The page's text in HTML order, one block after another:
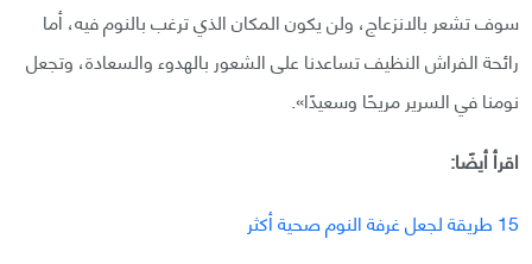
سوف تشعر بالانزعاج، ولن يكون المكان الذي ترغب بالنوم فيه، أما
رائحة الفراش النظيف تساعدنا على الشعور بالهدوء والسعادة، وتجعل
نومنا في السرير مريحًا وسعيدًا».
اقرأ أيضًا:
15 طريقة لجعل غرفة النوم صحية أكثر